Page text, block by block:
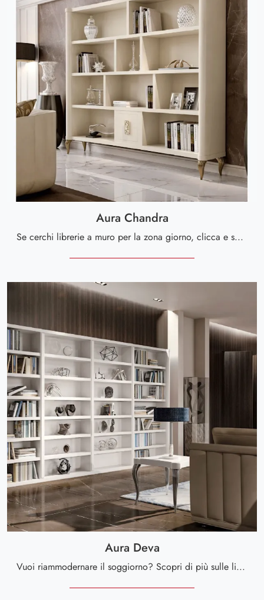
Aura Chandra
Se cerchi librerie a muro per la zona giorno, clicca e scopri le nostre soluzioni design: il modello Aura Chandra Valderamobili ti aspetta!
Aura Deva
Vuoi riammodernare il soggiorno? Scopri di più sulle librerie moderne componibili e arreda i tuoi locali con il modello Aura Deva.